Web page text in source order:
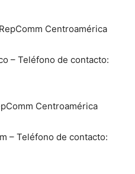
Centroamérica
– Teléfono de contacto:
Centroamérica
– Teléfono de contacto: